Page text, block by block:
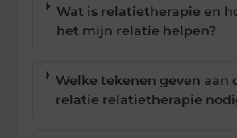
Wat is relatietherapie en
het mijn relatie helpen?
Welke tekenen geven aan
relatie relatietherapie